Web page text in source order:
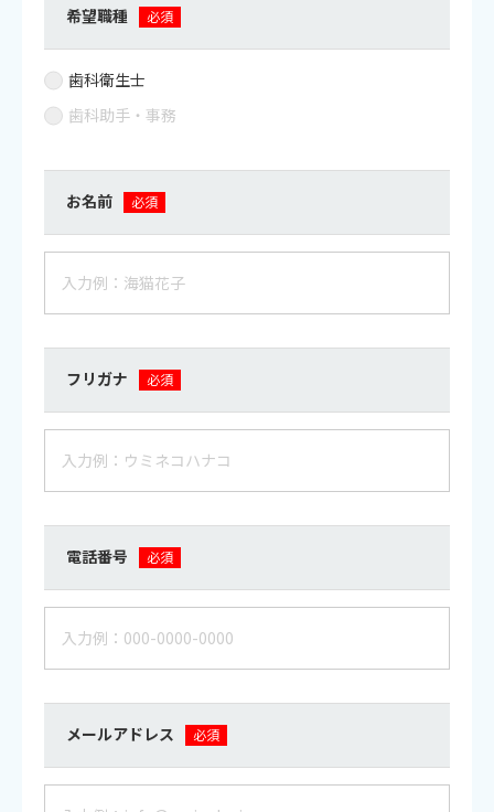
希望職種 必須
歯科衛生士
歯科助手・事務
お名前 必須
フリガナ 必須
電話番号 必須
メールアドレス 必須